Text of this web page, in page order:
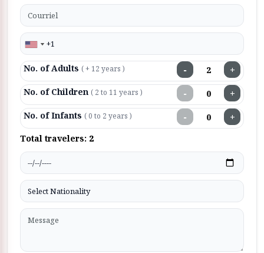
No. of Adults ( + 12 years ) − +
No. of Children ( 2 to 11 years ) − +
No. of Infants ( 0 to 2 years ) − +
Total travelers: 2